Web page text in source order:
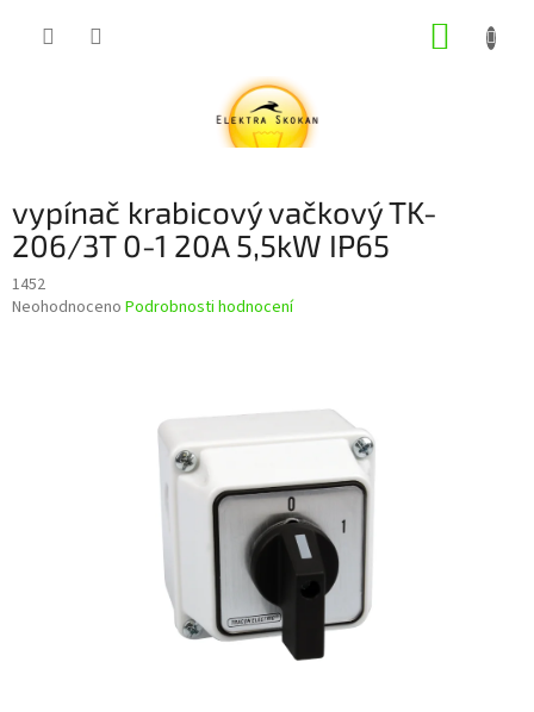
vypínač krabicový vačkový TK-
206/3T 0-1 20A 5,5kW IP65
1452
Průměrné
Neohodnoceno Podrobnosti hodnocení